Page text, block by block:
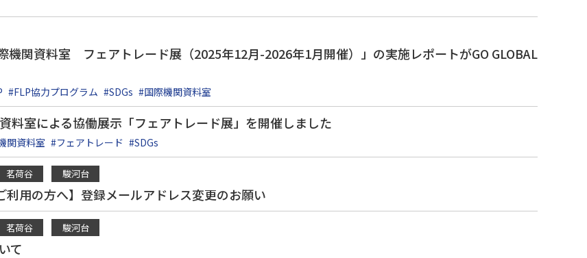
機関資料室 フェアトレード展（2025年12月-2026年1月開催）」の実施レポートがGO GLOBAL
#FLP協力プログラム #SDGs #国際機関資料室
料室による協働展示「フェアトレード展」を開催しました
関資料室 #フェアトレード #SDGs
茗荷谷 駿河台
利用の方へ】登録メールアドレス変更のお願い
茗荷谷 駿河台
て